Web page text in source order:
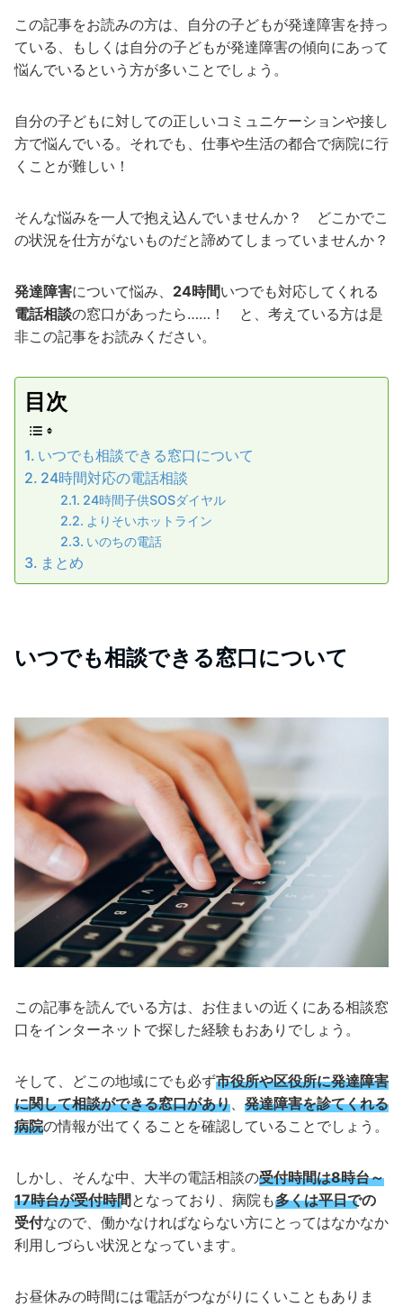
この記事をお読みの方は、自分の子どもが発達障害を持っ
ている、もしくは自分の子どもが発達障害の傾向にあって
悩んでいるという方が多いことでしょう。
自分の子どもに対しての正しいコミュニケーションや接し
方で悩んでいる。それでも、仕事や生活の都合で病院に行
くことが難しい！
そんな悩みを一人で抱え込んでいませんか？ どこかでこ
の状況を仕方がないものだと諦めてしまっていませんか？
発達障害について悩み、 24時間いつでも対応してくれる
電話相談の窓口があったら……！ と、考えている方は是
非この記事をお読みください。
目次
いつでも相談できる窓口について
24時間対応の電話相談
24時間子供SOSダイヤル
よりそいホットライン
いのちの電話
まとめ
いつでも相談できる窓口について
この記事を読んでいる方は、お住まいの近くにある相談窓
口をインターネットで探した経験もおありでしょう。
そして、どこの地域にでも必ず市役所や区役所に発達障害
に関して相談ができる窓口があり、 発達障害を診てくれる
病院の情報が出てくることを確認していることでしょう。
しかし、そんな中、大半の電話相談の受付時間は8時台～
17時台が受付時間 となっており、病院も多くは平日での
受付なので、働かなければならない方にとってはなかなか
利用しづらい状況となっています。
お昼休みの時間には電話がつながりにくいこともありま